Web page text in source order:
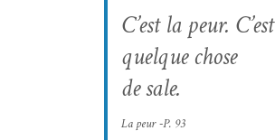
C’est la peur. C’est
quelque chose
de sale.
La peur‑P. 93